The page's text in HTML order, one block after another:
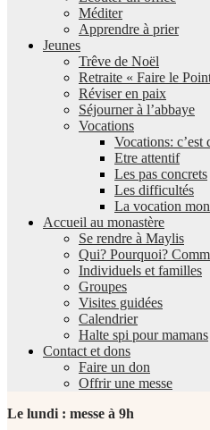
Méditer
Apprendre à prier
Jeunes
Trêve de Noël
Retraite « Faire le
Réviser en paix
Séjourner à l’abbaye
Vocations
Vocations: c’est
Etre attentif
Les pas concrets
Les difficultés
La vocation
Accueil au monastère
Se rendre à Maylis
Qui? Pourquoi?
Individuels et familles
Groupes
Visites guidées
Calendrier
Halte spi pour mamans
Contact et dons
Faire un don
Offrir une messe
Le lundi : messe à 9h